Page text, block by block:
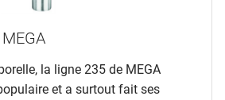
la ligne 235 de MEGA
et a surtout fait ses